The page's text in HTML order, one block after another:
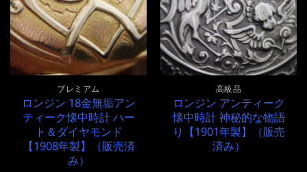
プレミアム
ロンジン 18金無垢アン
ティーク懐中時計 ハー
ト＆ダイヤモンド
【1908年製】（販売済
み）
高級品
ロンジン アンティーク
懐中時計 神秘的な物語
り【1901年製】（販売
済み）